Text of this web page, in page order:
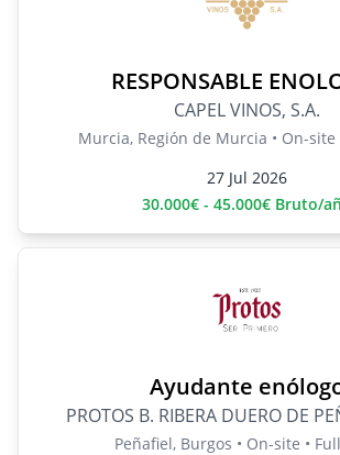
RESPONSABLE
CAPEL VINOS, S.A.
Murcia, Región de Murcia • On-site
27 Jul 2026
30.000€ - 45.000€ Bruto/
Ayudante
PROTOS B. RIBERA DUERO DE
Peñafiel, Burgos • On-site •